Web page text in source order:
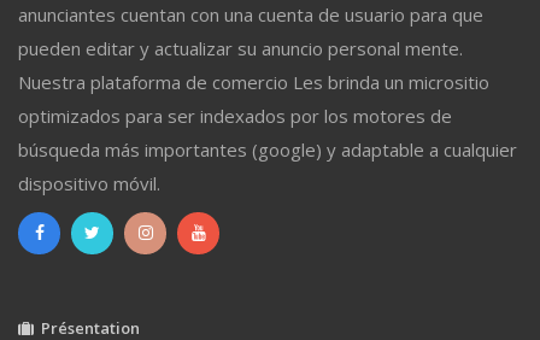
anunciantes cuentan con una cuenta de usuario para que
pueden editar y actualizar su anuncio personal mente.
Nuestra plataforma de comercio Les brinda un micrositio
optimizados para ser indexados por los motores de
búsqueda más importantes (google) y adaptable a cualquier
dispositivo móvil.
Présentation